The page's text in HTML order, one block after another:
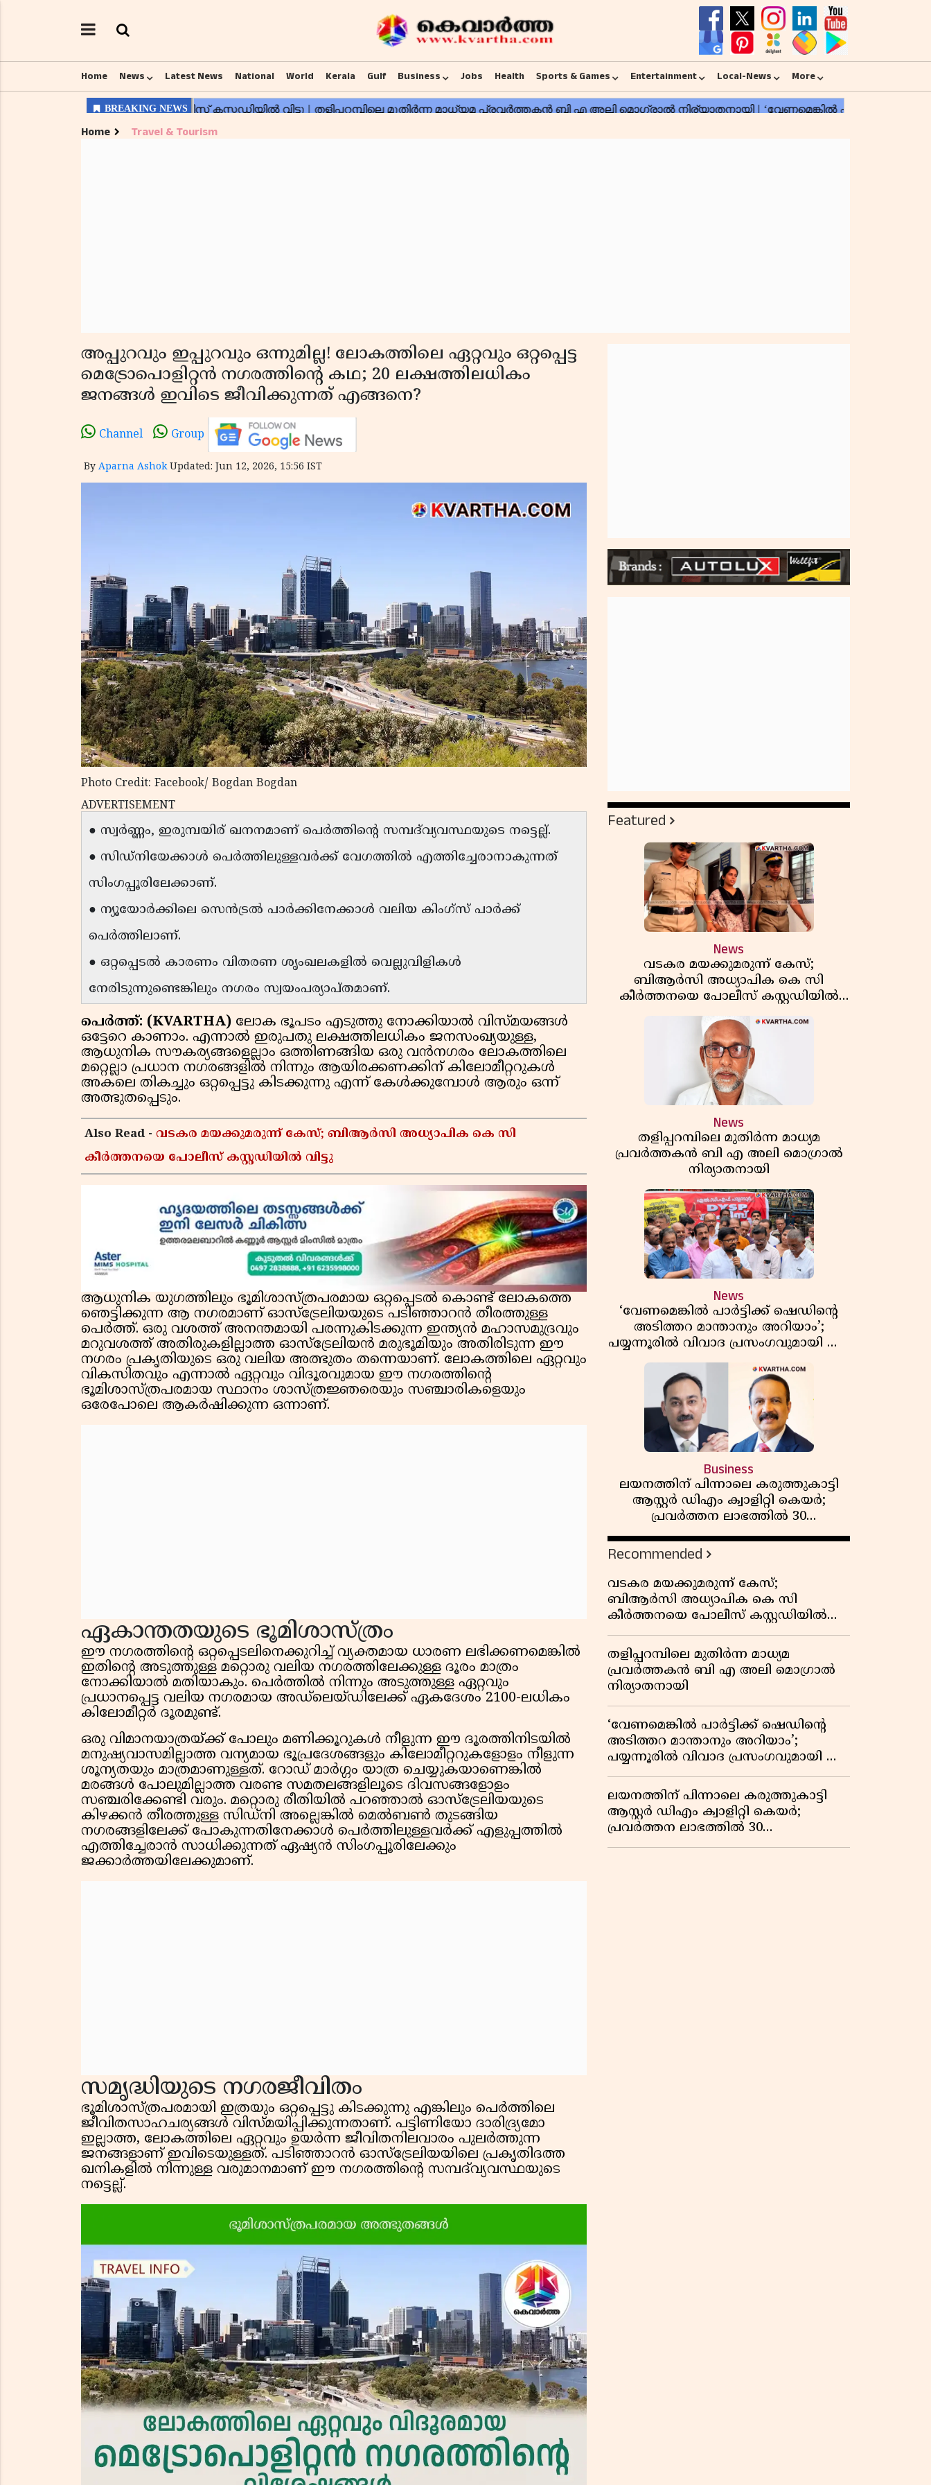
Home News Latest News National World Kerala Gulf Business Jobs Health Sports & Games Entertainment Local-News More
Home Travel & Tourism
അപ്പുറവും ഇപ്പുറവും ഒന്നുമില്ല! ലോകത്തിലെ ഏറ്റവും ഒറ്റപ്പെട്ട
മെട്രോപൊളിറ്റൻ നഗരത്തിന്റെ കഥ; 20 ലക്ഷത്തിലധികം
ജനങ്ങൾ ഇവിടെ ജീവിക്കുന്നത് എങ്ങനെ?
Channel Group
By Aparna Ashok Updated: Jun 12, 2026, 15:56 IST
Photo Credit: Facebook/ Bogdan Bogdan
ADVERTISEMENT
● സ്വർണ്ണം, ഇരുമ്പയിര് ഖനനമാണ് പെർത്തിന്റെ സമ്പദ്‌വ്യവസ്ഥയുടെ നട്ടെല്ല്.
● സിഡ്‌നിയേക്കാൾ പെർത്തിലുള്ളവർക്ക് വേഗത്തിൽ എത്തിച്ചേരാനാകുന്നത്
സിംഗപ്പൂരിലേക്കാണ്.
● ന്യൂയോർക്കിലെ സെൻട്രൽ പാർക്കിനേക്കാൾ വലിയ കിംഗ്സ് പാർക്ക്
പെർത്തിലാണ്.
● ഒറ്റപ്പെടൽ കാരണം വിതരണ ശൃംഖലകളിൽ വെല്ലുവിളികൾ
നേരിടുന്നുണ്ടെങ്കിലും നഗരം സ്വയംപര്യാപ്തമാണ്.
പെർത്ത്: (KVARTHA) ലോക ഭൂപടം എടുത്തു നോക്കിയാൽ വിസ്മയങ്ങൾ
ഒട്ടേറെ കാണാം. എന്നാൽ ഇരുപതു ലക്ഷത്തിലധികം ജനസംഖ്യയുള്ള,
ആധുനിക സൗകര്യങ്ങളെല്ലാം ഒത്തിണങ്ങിയ ഒരു വൻനഗരം ലോകത്തിലെ
മറ്റെല്ലാ പ്രധാന നഗരങ്ങളിൽ നിന്നും ആയിരക്കണക്കിന് കിലോമീറ്ററുകൾ
അകലെ തികച്ചും ഒറ്റപ്പെട്ടു കിടക്കുന്നു എന്ന് കേൾക്കുമ്പോൾ ആരും ഒന്ന്
അത്ഭുതപ്പെടും.
Also Read - വടകര മയക്കുമരുന്ന് കേസ്; ബിആർസി അധ്യാപിക കെ സി
കീർത്തനയെ പോലീസ് കസ്റ്റഡിയിൽ വിട്ടു
ആധുനിക യുഗത്തിലും ഭൂമിശാസ്ത്രപരമായ ഒറ്റപ്പെടൽ കൊണ്ട് ലോകത്തെ
ഞെട്ടിക്കുന്ന ആ നഗരമാണ് ഓസ്‌ട്രേലിയയുടെ പടിഞ്ഞാറൻ തീരത്തുള്ള
പെർത്ത്. ഒരു വശത്ത് അനന്തമായി പരന്നുകിടക്കുന്ന ഇന്ത്യൻ മഹാസമുദ്രവും
മറുവശത്ത് അതിരുകളില്ലാത്ത ഓസ്‌ട്രേലിയൻ മരുഭൂമിയും അതിരിടുന്ന ഈ
നഗരം പ്രകൃതിയുടെ ഒരു വലിയ അത്ഭുതം തന്നെയാണ്. ലോകത്തിലെ ഏറ്റവും
വികസിതവും എന്നാൽ ഏറ്റവും വിദൂരവുമായ ഈ നഗരത്തിന്റെ
ഭൂമിശാസ്ത്രപരമായ സ്ഥാനം ശാസ്ത്രജ്ഞരെയും സഞ്ചാരികളെയും
ഒരേപോലെ ആകർഷിക്കുന്ന ഒന്നാണ്.
ഏകാന്തതയുടെ ഭൂമിശാസ്ത്രം
ഈ നഗരത്തിന്റെ ഒറ്റപ്പെടലിനെക്കുറിച്ച് വ്യക്തമായ ധാരണ ലഭിക്കണമെങ്കിൽ
ഇതിന്റെ അടുത്തുള്ള മറ്റൊരു വലിയ നഗരത്തിലേക്കുള്ള ദൂരം മാത്രം
നോക്കിയാൽ മതിയാകും. പെർത്തിൽ നിന്നും അടുത്തുള്ള ഏറ്റവും
പ്രധാനപ്പെട്ട വലിയ നഗരമായ അഡ്‌ലെയ്ഡിലേക്ക് ഏകദേശം 2100-ലധികം
കിലോമീറ്റർ ദൂരമുണ്ട്.
ഒരു വിമാനയാത്രയ്ക്ക് പോലും മണിക്കൂറുകൾ നീളുന്ന ഈ ദൂരത്തിനിടയിൽ
മനുഷ്യവാസമില്ലാത്ത വന്യമായ ഭൂപ്രദേശങ്ങളും കിലോമീറ്ററുകളോളം നീളുന്ന
ശൂന്യതയും മാത്രമാണുള്ളത്. റോഡ് മാർഗ്ഗം യാത്ര ചെയ്യുകയാണെങ്കിൽ
മരങ്ങൾ പോലുമില്ലാത്ത വരണ്ട സമതലങ്ങളിലൂടെ ദിവസങ്ങളോളം
സഞ്ചരിക്കേണ്ടി വരും. മറ്റൊരു രീതിയിൽ പറഞ്ഞാൽ ഓസ്‌ട്രേലിയയുടെ
കിഴക്കൻ തീരത്തുള്ള സിഡ്‌നി അല്ലെങ്കിൽ മെൽബൺ തുടങ്ങിയ
നഗരങ്ങളിലേക്ക് പോകുന്നതിനേക്കാൾ പെർത്തിലുള്ളവർക്ക് എളുപ്പത്തിൽ
എത്തിച്ചേരാൻ സാധിക്കുന്നത് ഏഷ്യൻ സിംഗപ്പൂരിലേക്കും
ജക്കാർത്തയിലേക്കുമാണ്.
സമൃദ്ധിയുടെ നഗരജീവിതം
ഭൂമിശാസ്ത്രപരമായി ഇത്രയും ഒറ്റപ്പെട്ടു കിടക്കുന്നു എങ്കിലും പെർത്തിലെ
ജീവിതസാഹചര്യങ്ങൾ വിസ്മയിപ്പിക്കുന്നതാണ്. പട്ടിണിയോ ദാരിദ്ര്യമോ
ഇല്ലാത്ത, ലോകത്തിലെ ഏറ്റവും ഉയർന്ന ജീവിതനിലവാരം പുലർത്തുന്ന
ജനങ്ങളാണ് ഇവിടെയുള്ളത്. പടിഞ്ഞാറൻ ഓസ്‌ട്രേലിയയിലെ പ്രകൃതിദത്ത
ഖനികളിൽ നിന്നുള്ള വരുമാനമാണ് ഈ നഗരത്തിന്റെ സമ്പദ്‌വ്യവസ്ഥയുടെ
നട്ടെല്ല്.
Featured
News
വടകര മയക്കുമരുന്ന് കേസ്;
ബിആർസി അധ്യാപിക കെ സി
കീർത്തനയെ പോലീസ് കസ്റ്റഡിയിൽ
News
തളിപ്പറമ്പിലെ മുതിർന്ന മാധ്യമ
പ്രവർത്തകൻ ബി എ അലി മൊഗ്രാൽ
നിര്യാതനായി
News
‘വേണമെങ്കിൽ പാർട്ടിക്ക് ഷെഡിൻ്റെ
അടിത്തറ മാന്താനും അറിയാം’;
പയ്യന്നൂരിൽ വിവാദ പ്രസംഗവുമായി കെ
കെ രാഗേഷ്
Business
ലയനത്തിന് പിന്നാലെ കരുത്തുകാട്ടി
ആസ്റ്റർ ഡിഎം ക്വാളിറ്റി കെയർ;
പ്രവർത്തന ലാഭത്തിൽ 30
ശതമാനത്തിൻ്റെ വളർച്ച,
വരുമാനത്തിലും ലാഭത്തിലും വൻ
കുതിപ്പ് രേഖപ്പെടുത്തി ആദ്യ പാദ
റിപ്പോർട്ട് പുറത്ത്
Recommended
വടകര മയക്കുമരുന്ന് കേസ്;
ബിആർസി അധ്യാപിക കെ സി
കീർത്തനയെ പോലീസ് കസ്റ്റഡിയിൽ
വിട്ടു
തളിപ്പറമ്പിലെ മുതിർന്ന മാധ്യമ
പ്രവർത്തകൻ ബി എ അലി മൊഗ്രാൽ
നിര്യാതനായി
‘വേണമെങ്കിൽ പാർട്ടിക്ക് ഷെഡിൻ്റെ
അടിത്തറ മാന്താനും അറിയാം’;
പയ്യന്നൂരിൽ വിവാദ പ്രസംഗവുമായി കെ
കെ രാഗേഷ്
ലയനത്തിന് പിന്നാലെ കരുത്തുകാട്ടി
ആസ്റ്റർ ഡിഎം ക്വാളിറ്റി കെയർ;
പ്രവർത്തന ലാഭത്തിൽ 30
ശതമാനത്തിൻ്റെ വളർച്ച,